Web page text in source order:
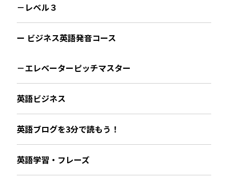
－レベル３
ー ビジネス英語発音コース
－エレベーターピッチマスター
英語ビジネス
英語ブログを3分で読もう！
英語学習・フレーズ